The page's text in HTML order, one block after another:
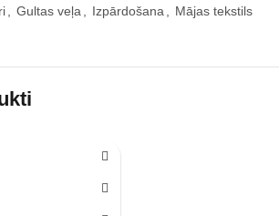
, Gultas veļa, Izpārdošana, Mājas tekstils